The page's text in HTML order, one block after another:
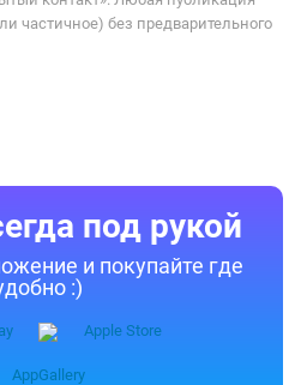
частичное) без предварительного
под рукой
и покупайте где
:)